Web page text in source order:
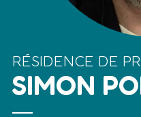
RÉSIDENCE DE
SIMON